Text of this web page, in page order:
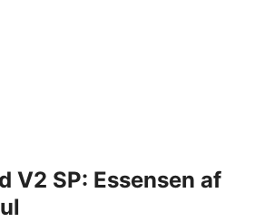
V2 SP: Essensen af